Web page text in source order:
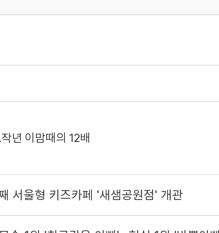
년 이맘때의 12배
서울형 키즈카페 '새샘공원점' 개관